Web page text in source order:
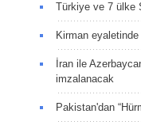
Türkiye ve 7 ülke
Kirman eyaletinde
İran ile
imzalanacak
Pakistan'dan